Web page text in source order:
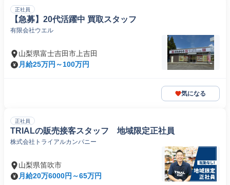
正社員
【急募】20代活躍中 買取スタッフ
有限会社ウエル
山梨県富士吉田市上吉田
月給25万円～100万円
気になる
正社員
TRIALの販売接客スタッフ 地域限定正社員
株式会社トライアルカンパニー
山梨県笛吹市
月給20万6000円～65万円